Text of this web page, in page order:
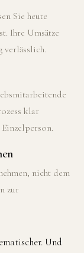
Sie heute
Ihre Umsätze
klar
nicht dem
zur
Und